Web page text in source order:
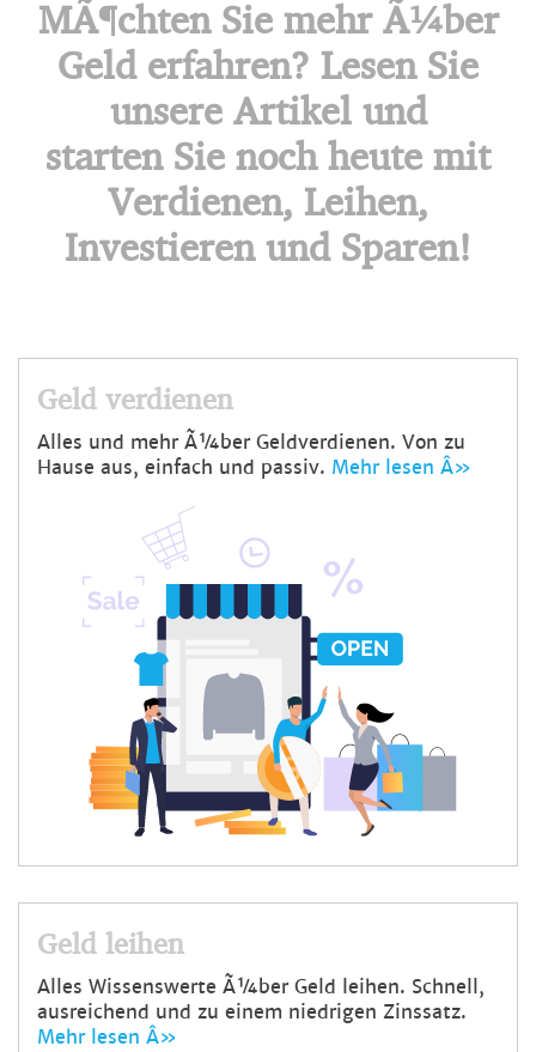
Geld erfahren? Lesen Sie
unsere Artikel und
starten Sie noch heute mit
Verdienen, Leihen,
Investieren und Sparen!
Geld verdienen
Alles und mehr Ã¼ber Geldverdienen. Von zu
Hause aus, einfach und passiv. Mehr lesen Â»
Geld leihen
Alles Wissenswerte Ã¼ber Geld leihen. Schnell,
ausreichend und zu einem niedrigen Zinssatz.
Mehr lesen Â»